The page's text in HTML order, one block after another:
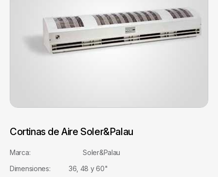
Cortinas de Aire Soler&Palau
Marca: Soler&Palau
Dimensiones: 36, 48 y 60"